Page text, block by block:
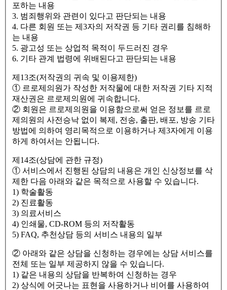
포하는 내용
3. 범죄행위와 관련이 있다고 판단되는 내용
4. 다른 회원 또는 제3자의 저작권 등 기타 권리를 침해하
는 내용
5. 광고성 또는 상업적 목적이 두드러진 경우
6. 기타 관계 법령에 위배된다고 판단되는 내용
제13조(저작권의 귀속 및 이용제한)
① 르로제의원가 작성한 저작물에 대한 저작권 기타 지적
재산권은 르로제의원에 귀속합니다.
② 회원은 르로제의원을 이용함으로써 얻은 정보를 르로
제의원의 사전승낙 없이 복제, 전송, 출판, 배포, 방송 기타
방법에 의하여 영리목적으로 이용하거나 제3자에게 이용
하게 하여서는 안됩니다.
제14조(상담에 관한 규정)
① 서비스에서 진행된 상담의 내용은 개인 신상정보를 삭
제한 다음 아래와 같은 목적으로 사용할 수 있습니다.
1) 학술활동
2) 진료활동
3) 의료서비스
4) 인쇄물, CD-ROM 등의 저작활동
5) FAQ, 추천상담 등의 서비스 내용의 일부
② 아래와 같은 상담을 신청하는 경우에는 상담 서비스를
전체 또는 일부 제공하지 않을 수 있습니다.
1) 같은 내용의 상담을 반복하여 신청하는 경우
2) 상식에 어긋나는 표현을 사용하거나 비어를 사용하여